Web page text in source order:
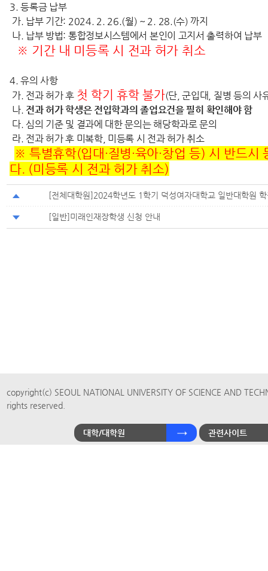
3. 등록금 납부
가. 납부 기간: 2024. 2. 26.(월) ~ 2. 28.(수) 까지
나. 납부 방법: 통합정보시스템에서 본인이 고지서 출력하여 납부
※ 기간 내 미등록 시 전과 허가 취소
4. 유의 사항
가. 전과 허가 후 첫 학기 휴학 불가(단, 군입대, 질병 등의 사
나. 전과 허가 학생은 전입학과의 졸업요건을 필히 확인해야 함
다. 심의 기준 및 결과에 대한 문의는 해당학과로 문의
라. 전과 허가 후 미복학, 미등록 시 전과 허가 취소
※ 특별휴학(입대·질병 ·육아·창업 등) 시 반드시
다. (미등록 시 전과 허가 취소)
[전체대학원]2024학년도 1학기 덕성여자대학교 일반대학원
[일반]미래인재장학생 신청 안내
copyright(c) SEOUL NATIONAL UNIVERSITY OF SCIENCE AND
rights reserved.
대학/대학원 관련사이트